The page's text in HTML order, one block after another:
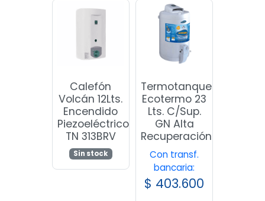
Calefón
Volcán 12Lts.
Encendido
Piezoeléctrico
TN 313BRV
Sin stock
Termotanque
Ecotermo 23
Lts. C/Sup.
GN Alta
Recuperación
Con transf.
bancaria:
$ 403.600